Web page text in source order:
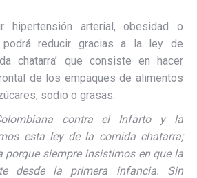
arterial, obesidad o
reducir gracias a la ley de
chatarra’ que consiste en hacer
de los empaques de alimentos
sodio o grasas.
contra el Infarto y la
esta ley de la comida chatarra;
porque siempre insistimos en que la
desde la primera infancia. Sin